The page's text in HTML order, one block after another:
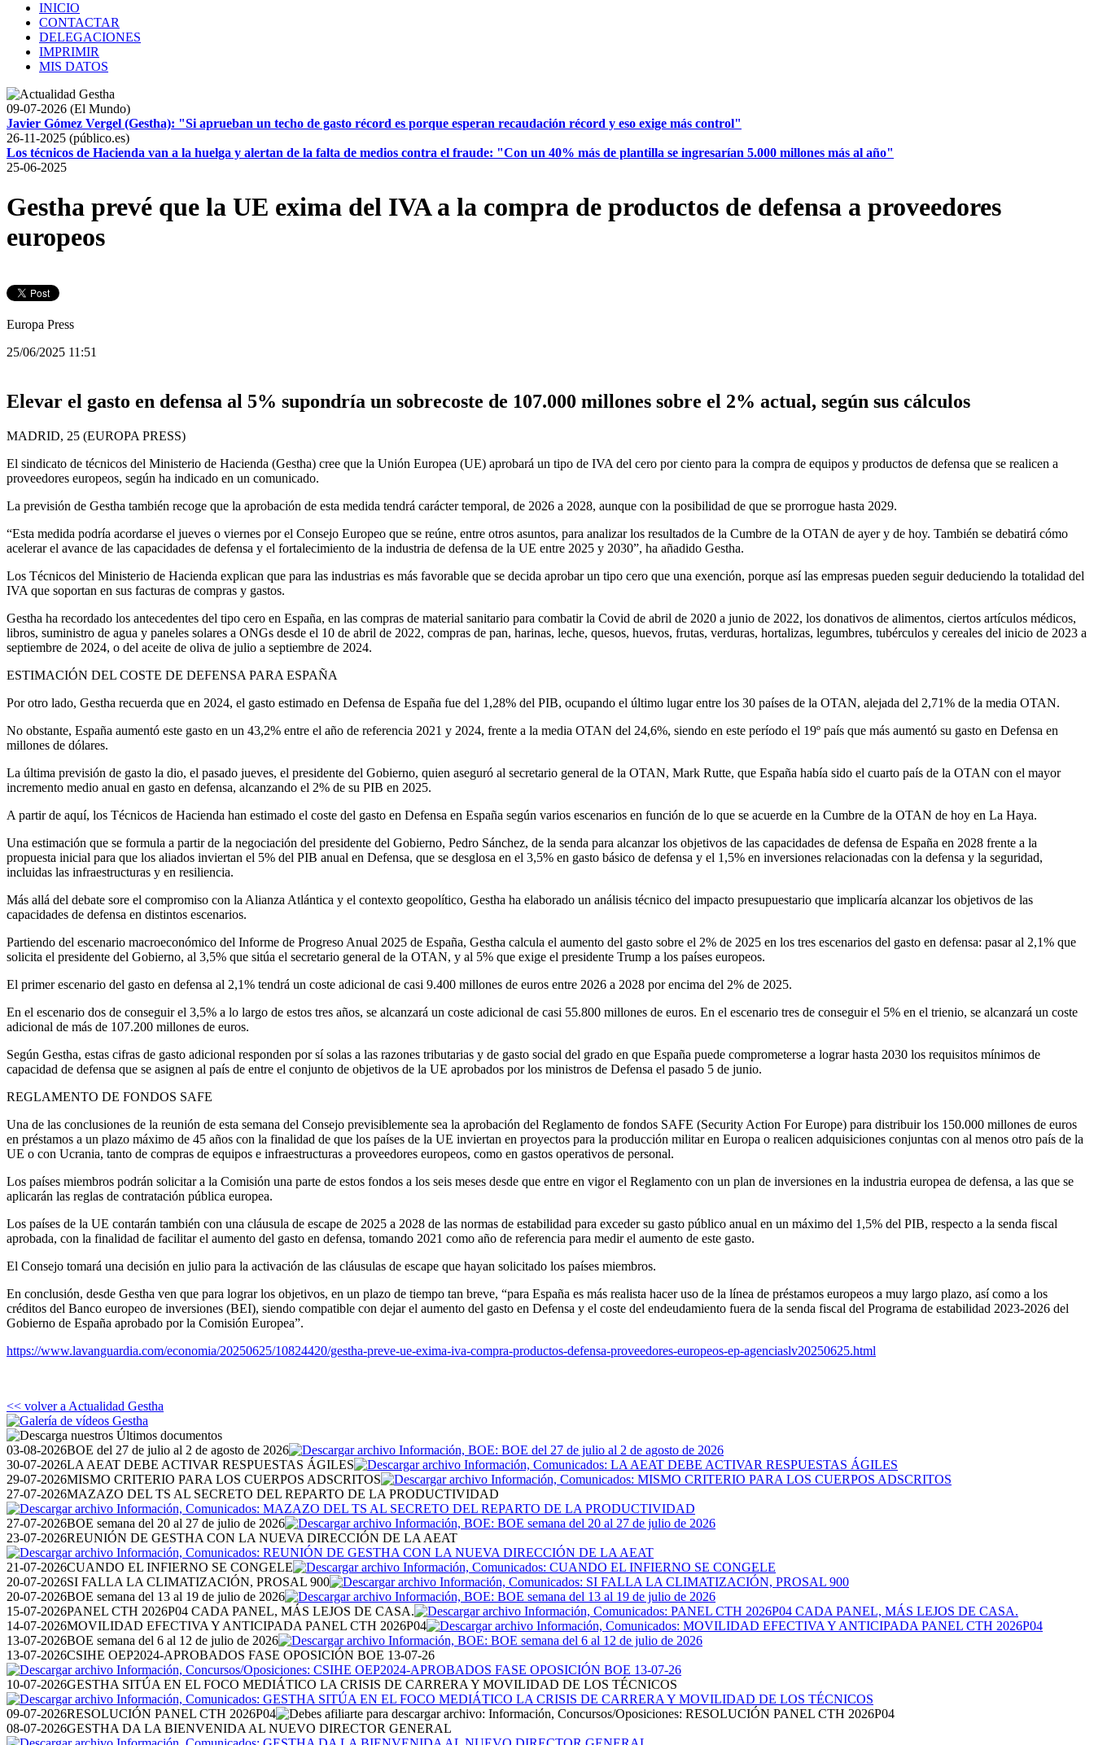
INICIO
CONTACTAR
DELEGACIONES
IMPRIMIR
MIS DATOS
09-07-2026 (El Mundo)
Javier Gómez Vergel (Gestha): "Si aprueban un techo de gasto récord es porque esperan recaudación récord y eso exige más control"
26-11-2025 (público.es)
Los técnicos de Hacienda van a la huelga y alertan de la falta de medios contra el fraude: "Con un 40% más de plantilla se ingresarían 5.000 millones más al año"
25-06-2025
Gestha prevé que la UE exima del IVA a la compra de productos de defensa a proveedores
europeos
Europa Press
25/06/2025 11:51
Elevar el gasto en defensa al 5% supondría un sobrecoste de 107.000 millones sobre el 2% actual, según sus cálculos
MADRID, 25 (EUROPA PRESS)
El sindicato de técnicos del Ministerio de Hacienda (Gestha) cree que la Unión Europea (UE) aprobará un tipo de IVA del cero por ciento para la compra de equipos y productos de defensa que se realicen a
proveedores europeos, según ha indicado en un comunicado.
La previsión de Gestha también recoge que la aprobación de esta medida tendrá carácter temporal, de 2026 a 2028, aunque con la posibilidad de que se prorrogue hasta 2029.
“Esta medida podría acordarse el jueves o viernes por el Consejo Europeo que se reúne, entre otros asuntos, para analizar los resultados de la Cumbre de la OTAN de ayer y de hoy. También se debatirá cómo
acelerar el avance de las capacidades de defensa y el fortalecimiento de la industria de defensa de la UE entre 2025 y 2030”, ha añadido Gestha.
Los Técnicos del Ministerio de Hacienda explican que para las industrias es más favorable que se decida aprobar un tipo cero que una exención, porque así las empresas pueden seguir deduciendo la totalidad del
IVA que soportan en sus facturas de compras y gastos.
Gestha ha recordado los antecedentes del tipo cero en España, en las compras de material sanitario para combatir la Covid de abril de 2020 a junio de 2022, los donativos de alimentos, ciertos artículos médicos,
libros, suministro de agua y paneles solares a ONGs desde el 10 de abril de 2022, compras de pan, harinas, leche, quesos, huevos, frutas, verduras, hortalizas, legumbres, tubérculos y cereales del inicio de 2023 a
septiembre de 2024, o del aceite de oliva de julio a septiembre de 2024.
ESTIMACIÓN DEL COSTE DE DEFENSA PARA ESPAÑA
Por otro lado, Gestha recuerda que en 2024, el gasto estimado en Defensa de España fue del 1,28% del PIB, ocupando el último lugar entre los 30 países de la OTAN, alejada del 2,71% de la media OTAN.
No obstante, España aumentó este gasto en un 43,2% entre el año de referencia 2021 y 2024, frente a la media OTAN del 24,6%, siendo en este período el 19º país que más aumentó su gasto en Defensa en
millones de dólares.
La última previsión de gasto la dio, el pasado jueves, el presidente del Gobierno, quien aseguró al secretario general de la OTAN, Mark Rutte, que España había sido el cuarto país de la OTAN con el mayor
incremento medio anual en gasto en defensa, alcanzando el 2% de su PIB en 2025.
A partir de aquí, los Técnicos de Hacienda han estimado el coste del gasto en Defensa en España según varios escenarios en función de lo que se acuerde en la Cumbre de la OTAN de hoy en La Haya.
Una estimación que se formula a partir de la negociación del presidente del Gobierno, Pedro Sánchez, de la senda para alcanzar los objetivos de las capacidades de defensa de España en 2028 frente a la
propuesta inicial para que los aliados inviertan el 5% del PIB anual en Defensa, que se desglosa en el 3,5% en gasto básico de defensa y el 1,5% en inversiones relacionadas con la defensa y la seguridad,
incluidas las infraestructuras y en resiliencia.
Más allá del debate sore el compromiso con la Alianza Atlántica y el contexto geopolítico, Gestha ha elaborado un análisis técnico del impacto presupuestario que implicaría alcanzar los objetivos de las
capacidades de defensa en distintos escenarios.
Partiendo del escenario macroeconómico del Informe de Progreso Anual 2025 de España, Gestha calcula el aumento del gasto sobre el 2% de 2025 en los tres escenarios del gasto en defensa: pasar al 2,1% que
solicita el presidente del Gobierno, al 3,5% que sitúa el secretario general de la OTAN, y al 5% que exige el presidente Trump a los países europeos.
El primer escenario del gasto en defensa al 2,1% tendrá un coste adicional de casi 9.400 millones de euros entre 2026 a 2028 por encima del 2% de 2025.
En el escenario dos de conseguir el 3,5% a lo largo de estos tres años, se alcanzará un coste adicional de casi 55.800 millones de euros. En el escenario tres de conseguir el 5% en el trienio, se alcanzará un coste
adicional de más de 107.200 millones de euros.
Según Gestha, estas cifras de gasto adicional responden por sí solas a las razones tributarias y de gasto social del grado en que España puede comprometerse a lograr hasta 2030 los requisitos mínimos de
capacidad de defensa que se asignen al país de entre el conjunto de objetivos de la UE aprobados por los ministros de Defensa el pasado 5 de junio.
REGLAMENTO DE FONDOS SAFE
Una de las conclusiones de la reunión de esta semana del Consejo previsiblemente sea la aprobación del Reglamento de fondos SAFE (Security Action For Europe) para distribuir los 150.000 millones de euros
en préstamos a un plazo máximo de 45 años con la finalidad de que los países de la UE inviertan en proyectos para la producción militar en Europa o realicen adquisiciones conjuntas con al menos otro país de la
UE o con Ucrania, tanto de compras de equipos e infraestructuras a proveedores europeos, como en gastos operativos de personal.
Los países miembros podrán solicitar a la Comisión una parte de estos fondos a los seis meses desde que entre en vigor el Reglamento con un plan de inversiones en la industria europea de defensa, a las que se
aplicarán las reglas de contratación pública europea.
Los países de la UE contarán también con una cláusula de escape de 2025 a 2028 de las normas de estabilidad para exceder su gasto público anual en un máximo del 1,5% del PIB, respecto a la senda fiscal
aprobada, con la finalidad de facilitar el aumento del gasto en defensa, tomando 2021 como año de referencia para medir el aumento de este gasto.
El Consejo tomará una decisión en julio para la activación de las cláusulas de escape que hayan solicitado los países miembros.
En conclusión, desde Gestha ven que para lograr los objetivos, en un plazo de tiempo tan breve, “para España es más realista hacer uso de la línea de préstamos europeos a muy largo plazo, así como a los
créditos del Banco europeo de inversiones (BEI), siendo compatible con dejar el aumento del gasto en Defensa y el coste del endeudamiento fuera de la senda fiscal del Programa de estabilidad 2023-2026 del
Gobierno de España aprobado por la Comisión Europea”.
https://www.lavanguardia.com/economia/20250625/10824420/gestha-preve-ue-exima-iva-compra-productos-defensa-proveedores-europeos-ep-agenciaslv20250625.html
<< volver a Actualidad Gestha
03-08-2026BOE del 27 de julio al 2 de agosto de 2026
30-07-2026LA AEAT DEBE ACTIVAR RESPUESTAS ÁGILES
29-07-2026MISMO CRITERIO PARA LOS CUERPOS ADSCRITOS
27-07-2026MAZAZO DEL TS AL SECRETO DEL REPARTO DE LA PRODUCTIVIDAD
27-07-2026BOE semana del 20 al 27 de julio de 2026
23-07-2026REUNIÓN DE GESTHA CON LA NUEVA DIRECCIÓN DE LA AEAT
21-07-2026CUANDO EL INFIERNO SE CONGELE
20-07-2026SI FALLA LA CLIMATIZACIÓN, PROSAL 900
20-07-2026BOE semana del 13 al 19 de julio de 2026
15-07-2026PANEL CTH 2026P04 CADA PANEL, MÁS LEJOS DE CASA.
14-07-2026MOVILIDAD EFECTIVA Y ANTICIPADA PANEL CTH 2026P04
13-07-2026BOE semana del 6 al 12 de julio de 2026
13-07-2026CSIHE OEP2024-APROBADOS FASE OPOSICIÓN BOE 13-07-26
10-07-2026GESTHA SITÚA EN EL FOCO MEDIÁTICO LA CRISIS DE CARRERA Y MOVILIDAD DE LOS TÉCNICOS
09-07-2026RESOLUCIÓN PANEL CTH 2026P04
08-07-2026GESTHA DA LA BIENVENIDA AL NUEVO DIRECTOR GENERAL